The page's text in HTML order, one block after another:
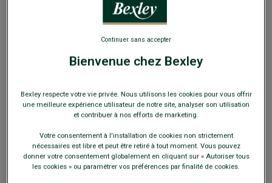
32,00 € PRIX D'ÉTÉ
COULEURS DISPONIBLES
Bienvenue chez Bexley
Bexley respecte votre vie privée. Nous utilisons les cookies pour vous offrir
une meilleure expérience utilisateur de notre site, analyser son utilisation
et contribuer à nos efforts de marketing.
Votre consentement à l'installation de cookies non strictement
nécessaires est libre et peut être retiré à tout moment. Vous pouvez
donner votre consentement globalement en cliquant sur « Autoriser tous
les cookies » ou paramétrer vos préférences par finalité de cookies.
Continuer sans accepter